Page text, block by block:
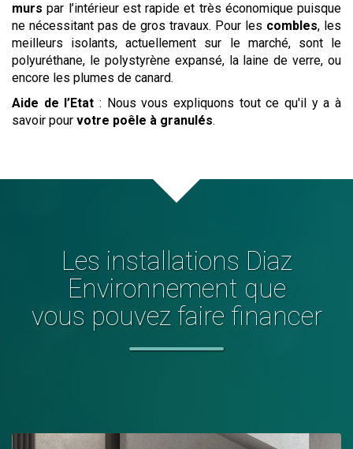
murs par l’intérieur est rapide et très économique puisque
ne nécessitant pas de gros travaux. Pour les combles, les
meilleurs isolants, actuellement sur le marché, sont le
polyuréthane, le polystyrène expansé, la laine de verre, ou
encore les plumes de canard.
Aide de l’Etat : Nous vous expliquons tout ce qu'il y a à
savoir pour votre poêle à granulés.
Les installations Diaz
Environnement que
vous pouvez faire financer